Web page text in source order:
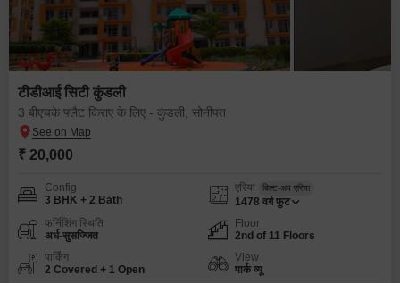
टीडीआई सिटी कुंडली
3 बीएचके फ्लैट किराए के लिए - कुंडली, सोनीपत
₹ 20,000
Config
3 BHK + 2 Bath
एरिया बिल्ट-अप एरिया
1478 वर्ग फुट
फर्निशिंग स्थिति
अर्ध-सुसज्जित
Floor
2nd of 11 Floors
पार्किंग
2 Covered + 1 Open
View
पार्क व्यू